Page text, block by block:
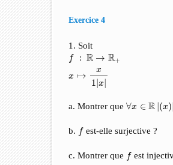
Exercice 4
1. Soit
f : R → R+
x ↦
x
1|x |
f → x↦
a. Montrer que∀x ∈ R (x)
∀ ∈ R| (x <1
b. f
f est-elle surjective ?
c. Montrer que f
f est